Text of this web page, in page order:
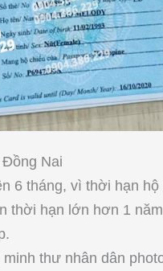
Nai
6 tháng, vì thời hạn
thời hạn lớn hơn 1
thư nhân dân